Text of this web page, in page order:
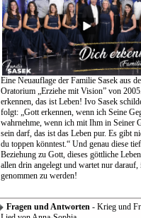
Eine Neuauflage der Familie Sasek aus
Oratorium „Erziehe mit Vision” von
erkennen, das ist Leben! Ivo Sasek
folgt: „Gott erkennen, wenn ich Seine
wahrnehme, wenn ich mit Ihm in Seiner
sein darf, das ist das Leben pur. Es gibt
du toppen könntest.“ Und genau diese
Beziehung zu Gott, dieses göttliche
allen drin angelegt und wartet nur
genommen zu werden!
Fragen und Antworten- Krieg und